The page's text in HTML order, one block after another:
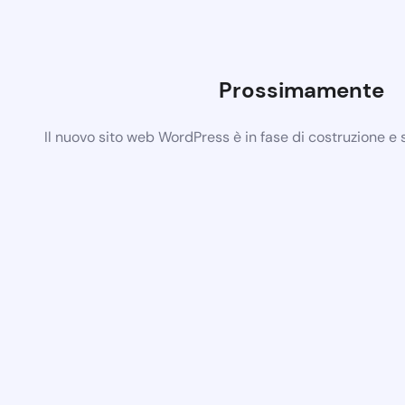
Prossimamente
Il nuovo sito web WordPress è in fase di costruzione